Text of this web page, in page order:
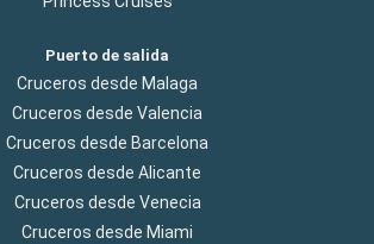
Puerto de salida
Cruceros desde Malaga
Cruceros desde Valencia
Cruceros desde Barcelona
Cruceros desde Alicante
Cruceros desde Venecia
Cruceros desde Miami